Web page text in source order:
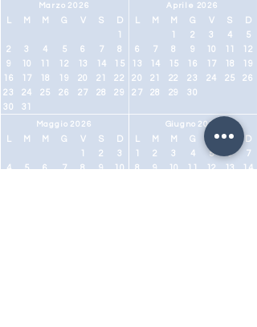
Marzo 2026
M M G V S
D
1
2
3 4 5 6 7
8
9
10 11 12 13 14
15
16
17 18 19 20 21
22
23
24 25 26 27 28
29
30
31
Maggio 2026
M M G V S
D
1
2
3
4
5 6 7 8 9
10
Aprile 2026
M M G V S
D
1
2 3 4
5
6
7 8 9 10 11
12
13
14 15 16 17 18
19
20
21 22 23 24 25
26
27
28 29 30
Giugno 2026
M M G V S
D
1
2 3 4 5 6
7
8
9 10 11 12 13
14